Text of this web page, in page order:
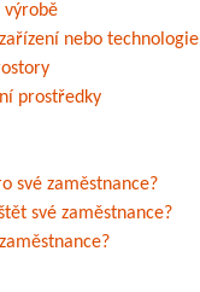
výrobě
nebo technologie
prostředky
své zaměstnance?
své zaměstnance?